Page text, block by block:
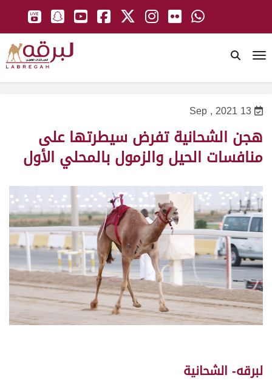
13 Sep , 2021
هجن الشحانية تفرض سيطرتها على
منافسات الحيل والزمول بالمحلي الأول
لبرقه- الشحانية